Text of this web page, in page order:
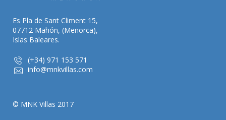
Es Pla de Sant Climent 15,
07712 Mahón, (Menorca),
Islas Baleares.
(+34) 971 153 571
info@mnkvillas.com
© MNK Villas 2017